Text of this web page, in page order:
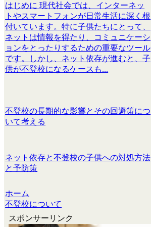
はじめに 現代社会では、インターネッ
トやスマートフォンが日常生活に深く根
付いています。特に子供たちにとって、
ネットは情報を得たり、コミュニケーシ
ョンをとったりするための重要なツール
です。しかし、ネット依存が進むと、子
供が不登校になるケースも...
不登校の長期的な影響とその回避策につ
いて考える
ネット依存と不登校の子供への対処方法
と予防策
ホーム
不登校について
スポンサーリンク